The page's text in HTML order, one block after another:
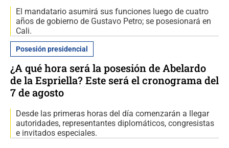
El mandatario asumirá sus funciones luego de cuatro
años de gobierno de Gustavo Petro; se posesionará en
Cali.
Posesión presidencial
¿A qué hora será la posesión de Abelardo
de la Espriella? Este será el cronograma del
7 de agosto
Desde las primeras horas del día comenzarán a llegar
autoridades, representantes diplomáticos, congresistas
e invitados especiales.